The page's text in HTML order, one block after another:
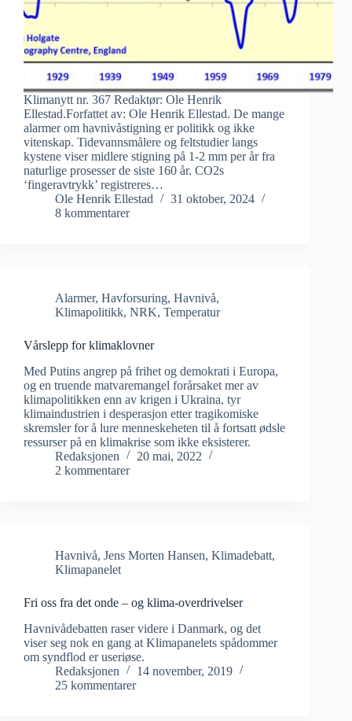
Klimanytt nr. 367 Redaktør: Ole Henrik
Ellestad.Forfattet av: Ole Henrik Ellestad. De mange
alarmer om havnivåstigning er politikk og ikke
vitenskap. Tidevannsmålere og feltstudier langs
kystene viser midlere stigning på 1-2 mm per år fra
naturlige prosesser de siste 160 år. CO2s
‘fingeravtrykk’ registreres…
Ole Henrik Ellestad
31 oktober, 2024
8 kommentarer
Alarmer, Havforsuring, Havnivå,
Klimapolitikk, NRK, Temperatur
Vårslepp for klimaklovner
Med Putins angrep på frihet og demokrati i Europa,
og en truende matvaremangel forårsaket mer av
klimapolitikken enn av krigen i Ukraina, tyr
klimaindustrien i desperasjon etter tragikomiske
skremsler for å lure menneskeheten til å fortsatt ødsle
ressurser på en klimakrise som ikke eksisterer.
Redaksjonen
20 mai, 2022
2 kommentarer
Havnivå, Jens Morten Hansen, Klimadebatt,
Klimapanelet
Fri oss fra det onde – og klima-overdrivelser
Havnivådebatten raser videre i Danmark, og det
viser seg nok en gang at Klimapanelets spådommer
om syndflod er useriøse.
Redaksjonen
14 november, 2019
25 kommentarer